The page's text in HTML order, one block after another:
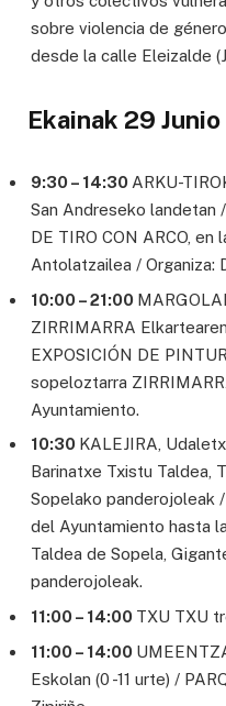
sobre violencia de
desde la calle Eleizalde
Ekainak 29 Junio
9:30 – 14:30 ARKU-
San Andreseko landetan
DE TIRO CON ARCO, en
Antolatzailea / Organiza:
10:00 – 21:00
ZIRRIMARRA
EXPOSICIÓN DE
sopeloztarra
Ayuntamiento.
10:30 KALEJIRA,
Barinatxe Txistu Taldea,
Sopelako panderojoleak
del Ayuntamiento hasta
Taldea de Sopela,
panderojoleak.
11:00 – 14:00 TXU TXU
11:00 – 14:00
Eskolan (0 -11 urte) /